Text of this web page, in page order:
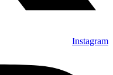
Instagram